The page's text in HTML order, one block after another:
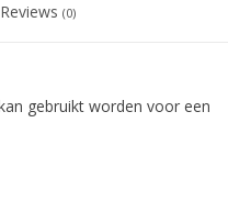
Reviews (0)
gebruikt worden voor een